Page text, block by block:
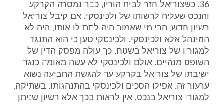
36. כשצוריאל חזר לבית הוריו, כבר נמסרה הקרקע
והנכס שעליה לרשותו של ולכינסקי. אם קיבל צוריאל
רשיון חדש, הרי מי שאמור היה לתת לו אותו, היה לא
המינהל אלא ולכינסקי. ולכינסקי טען כי הוא התנגד
למגוריו של צוריאל בשטח, כך עולה מפסק הדין של
השופט מנהיים. אולם ולכינסקי לא עשה מאומה כנגד
ישיבתו של צוריאל בקרקע עד להגשת התביעה נשוא
ערעור זה. אפילו הסכים ולכינסקי בהתנהגותו, בשתיקה,
למגורי צוריאל בנכס, אין לראות בכך אלא רשיון שניתן